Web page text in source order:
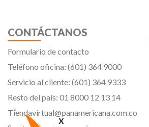
x
CONTÁCTANOS
Formulario de contacto
Teléfono oficina: (601) 364 9000
Servicio al cliente: (601) 364 9333
Resto del país: 01 8000 12 13 14
Tiendavirtual@panamericana.com.co